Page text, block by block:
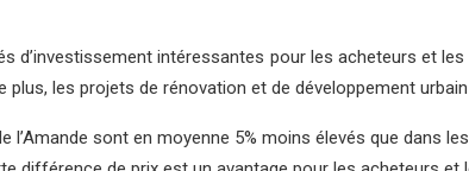
d’investissement intéressantes pour les acheteurs et
plus, les projets de rénovation et de développement
l’Amande sont en moyenne 5% moins élevés que dans